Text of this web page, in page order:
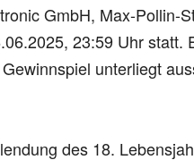
GmbH, Max-
23:59 Uhr
unterliegt
des 18.